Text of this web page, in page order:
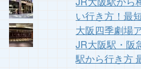
い行き方！最
大阪四季劇場
JR大阪駅・阪
駅から行き方